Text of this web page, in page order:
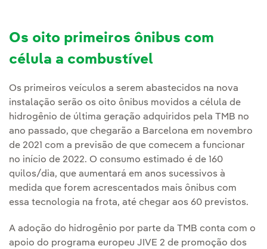
Os oito primeiros ônibus com
célula a combustível
Os primeiros veículos a serem abastecidos na nova
instalação serão os oito ônibus movidos a célula de
hidrogênio de última geração adquiridos pela TMB no
ano passado, que chegarão a Barcelona em novembro
de 2021 com a previsão de que comecem a funcionar
no início de 2022. O consumo estimado é de 160
quilos/dia, que aumentará em anos sucessivos à
medida que forem acrescentados mais ônibus com
essa tecnologia na frota, até chegar aos 60 previstos.
A adoção do hidrogênio por parte da TMB conta com o
apoio do programa europeu JIVE 2 de promoção dos